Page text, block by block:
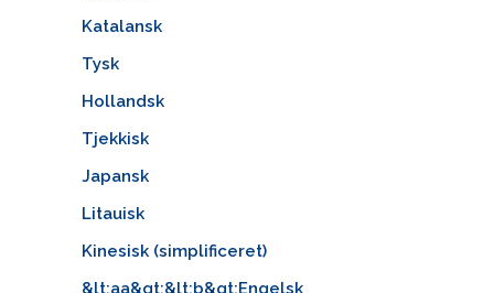
Katalansk
Tysk
Hollandsk
Tjekkisk
Japansk
Litauisk
Kinesisk (simplificeret)
&lt;aa&gt;&lt;b&gt;Engelsk